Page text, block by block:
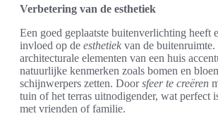
Verbetering van de esthetiek
Een goed geplaatste buitenverlichting heeft
invloed op de esthetiek van de buitenruimte.
architecturale elementen van een huis
natuurlijke kenmerken zoals bomen en
schijnwerpers zetten. Doorsfeer te creëren
tuin of het terras uitnodigender, wat perfect
met vrienden of familie.